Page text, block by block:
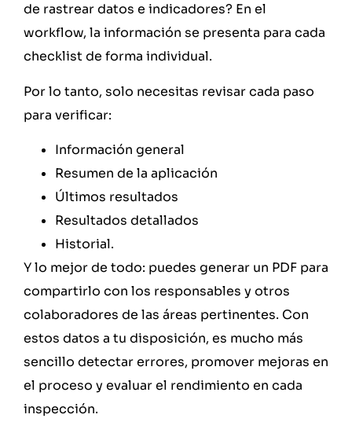
de rastrear datos e indicadores? En el
workflow, la información se presenta para cada
checklist de forma individual.
Por lo tanto, solo necesitas revisar cada paso
para verificar:
Información general
Resumen de la aplicación
Últimos resultados
Resultados detallados
Historial.
Y lo mejor de todo: puedes generar un PDF para
compartirlo con los responsables y otros
colaboradores de las áreas pertinentes. Con
estos datos a tu disposición, es mucho más
sencillo detectar errores, promover mejoras en
el proceso y evaluar el rendimiento en cada
inspección.